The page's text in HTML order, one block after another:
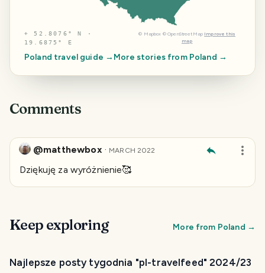
⌖ 52.8076° N ·
19.6875° E
© Mapbox © OpenStreetMap Improve this
map
Poland travel guide → More stories from Poland →
Comments
@matthewbox · MARCH 2022
Dziękuję za wyróżnienie🥰
Keep exploring More from Poland →
Najlepsze posty tygodnia "pl-travelfeed" 2024/23